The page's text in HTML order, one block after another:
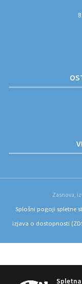
Zasnova,
Splošni pogoji spletne
Izjava o dostopnosti